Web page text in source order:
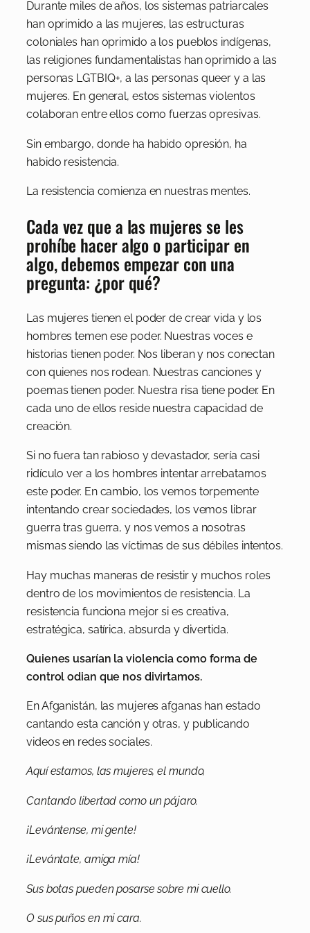
Durante miles de años, los sistemas patriarcales
han oprimido a las mujeres, las estructuras
coloniales han oprimido a los pueblos indígenas,
las religiones fundamentalistas han oprimido a las
personas LGTBIQ+, a las personas queer y a las
mujeres. En general, estos sistemas violentos
colaboran entre ellos como fuerzas opresivas.
Sin embargo, donde ha habido opresión, ha
habido resistencia.
La resistencia comienza en nuestras mentes.
Cada vez que a las mujeres se les
prohíbe hacer algo o participar en
algo, debemos empezar con una
pregunta: ¿por qué?
Las mujeres tienen el poder de crear vida y los
hombres temen ese poder. Nuestras voces e
historias tienen poder. Nos liberan y nos conectan
con quienes nos rodean. Nuestras canciones y
poemas tienen poder. Nuestra risa tiene poder. En
cada uno de ellos reside nuestra capacidad de
creación.
Si no fuera tan rabioso y devastador, sería casi
ridículo ver a los hombres intentar arrebatarnos
este poder. En cambio, los vemos torpemente
intentando crear sociedades, los vemos librar
guerra tras guerra, y nos vemos a nosotras
mismas siendo las víctimas de sus débiles intentos.
Hay muchas maneras de resistir y muchos roles
dentro de los movimientos de resistencia. La
resistencia funciona mejor si es creativa,
estratégica, satírica, absurda y divertida.
Quienes usarían la violencia como forma de
control odian que nos divirtamos.
En Afganistán, las mujeres afganas han estado
cantando esta canción y otras, y publicando
videos en redes sociales.
Aquí estamos, las mujeres, el mundo,
Cantando libertad como un pájaro.
¡Levántense, mi gente!
¡Levántate, amiga mía!
Sus botas pueden posarse sobre mi cuello.
O sus puños en mi cara.